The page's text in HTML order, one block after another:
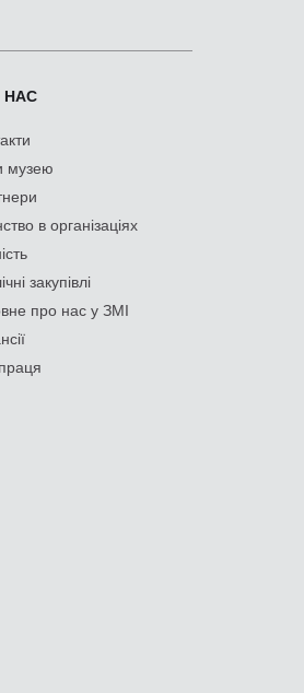
НАС
музею
в організаціях
закупівлі
про нас у ЗМІ